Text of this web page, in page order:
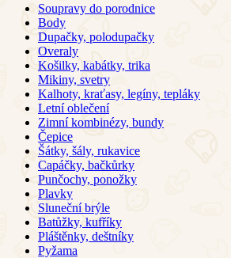
Soupravy do porodnice
Body
Dupačky, polodupačky
Overaly
Košilky, kabátky, trika
Mikiny, svetry
Kalhoty, kraťasy, legíny, tepláky
Letní oblečení
Zimní kombinézy, bundy
Čepice
Šátky, šály, rukavice
Capáčky, bačkůrky
Punčochy, ponožky
Plavky
Sluneční brýle
Batůžky, kufříky
Pláštěnky, deštníky
Pyžama